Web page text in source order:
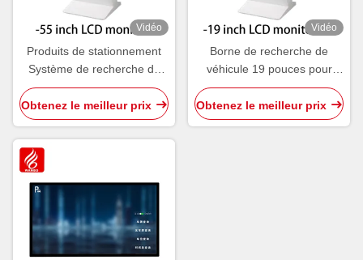
Vidéo
Produits de stationnement
Système de recherche de
véhicules WBPLS55ZA 55
pouces Terminal d'enquête
sur les véhicules
Obtenez le meilleur prix
Vidéo
Borne de recherche de
véhicule 19 pouces pour
produits de stationnement
WBPLS19ZW
Obtenez le meilleur prix